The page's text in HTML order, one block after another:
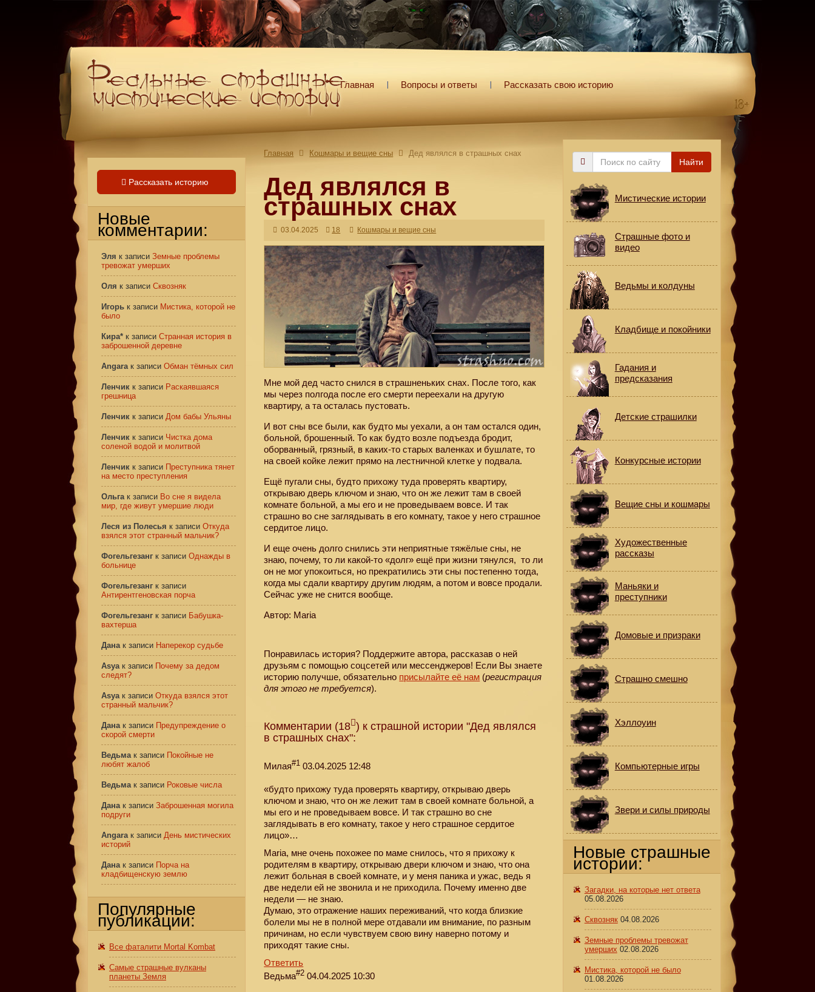
Главная Вопросы и ответы Рассказать свою историю
Главная Кошмары и вещие сны Дед являлся в страшных снах
Дед являлся в
страшных снах
03.04.2025 18 Кошмары и вещие сны
Мне мой дед часто снился в страшненьких снах. После того, как
мы через полгода после его смерти переехали на другую
квартиру, а та осталась пустовать.
И вот сны все были, как будто мы уехали, а он там остался один,
больной, брошенный. То как будто возле подъезда бродит,
оборванный, грязный, в каких-то старых валенках и бушлате, то
на своей койке лежит прямо на лестничной клетке у подвала.
Ещё пугали сны, будто прихожу туда проверять квартиру,
открываю дверь ключом и знаю, что он же лежит там в своей
комнате больной, а мы его и не проведываем вовсе. И так
страшно во сне заглядывать в его комнату, такое у него страшное
сердитое лицо.
И еще очень долго снились эти неприятные тяжёлые сны, не
знаю, почему, то ли какой-то «долг» ещё при жизни тянулся, то ли
он не мог упокоиться, но прекратились эти сны постепенно тогда,
когда мы сдали квартиру другим людям, а потом и вовсе продали.
Сейчас уже не снится вообще.
Автор: Maria
Понравилась история? Поддержите автора, рассказав о ней
друзьям с помощью соцсетей или мессенджеров! Если Вы знаете
историю получше, обязательно присылайте её нам (регистрация
для этого не требуется).
Комментарии (18 ) к страшной истории "Дед являлся
в страшных снах":
Милая#1 03.04.2025 12:48
«будто прихожу туда проверять квартиру, открываю дверь
ключом и знаю, что он же лежит там в своей комнате больной, а
мы его и не проведываем вовсе. И так страшно во сне
заглядывать в его комнату, такое у него страшное сердитое
лицо»…
Maria, мне очень похожее по маме снилось, что я прихожу к
родителям в квартиру, открываю двери ключом и знаю, что она
лежит больная в своей комнате, и у меня паника и ужас, ведь я
две недели ей не звонила и не приходила. Почему именно две
недели — не знаю.
Думаю, это отражение наших переживаний, что когда близкие
болели мы не в полной мере отдавали им внимание, по разным
причинам, но если чувствуем свою вину наверно потому и
приходят такие сны.
Ответить
Ведьма#2 04.04.2025 10:30
Рассказать историю
Новые
комментарии:
Эля к записи Земные проблемы
тревожат умерших
Оля к записи Сквозняк
Игорь к записи Мистика, которой не
было
Кира* к записи Странная история в
заброшенной деревне
Angaraк записи Обман тёмных сил
Ленчик к записи Раскаявшаяся
грешница
Ленчик к записи Дом бабы Ульяны
Ленчик к записи Чистка дома
соленой водой и молитвой
Ленчик к записи Преступника тянет
на место преступления
Ольгак записи Во сне я видела
мир, где живут умершие люди
Леся из Полесья к записи Откуда
взялся этот странный мальчик?
Фогельгезанг к записи Однажды в
больнице
Фогельгезанг к записи
Антирентгеновская порча
Фогельгезанг к записи Бабушка-
вахтерша
Данак записи Наперекор судьбе
Asyaк записи Почему за дедом
следят?
Asyaк записи Откуда взялся этот
странный мальчик?
Данак записи Предупреждение о
скорой смерти
Ведьмак записи Покойные не
любят жалоб
Ведьмак записи Роковые числа
Данак записи Заброшенная могила
подруги
Angaraк записи День мистических
историй
Данак записи Порча на
кладбищенскую землю
Популярные
публикации:
Все фаталити Mortal Kombat
Самые страшные вулканы
планеты Земля
Поиск
Найти
Мистические истории
Страшные фото и
видео
Ведьмы и колдуны
Кладбище и покойники
Гадания и
предсказания
Детские страшилки
Конкурсные истории
Вещие сны и кошмары
Художественные
рассказы
Маньяки и
преступники
Домовые и призраки
Страшно смешно
Хэллоуин
Компьютерные игры
Звери и силы природы
Новые страшные
истории:
Загадки, на которые нет ответа
05.08.2026
Сквозняк 04.08.2026
Земные проблемы тревожат
умерших 02.08.2026
Мистика, которой не было
01.08.2026